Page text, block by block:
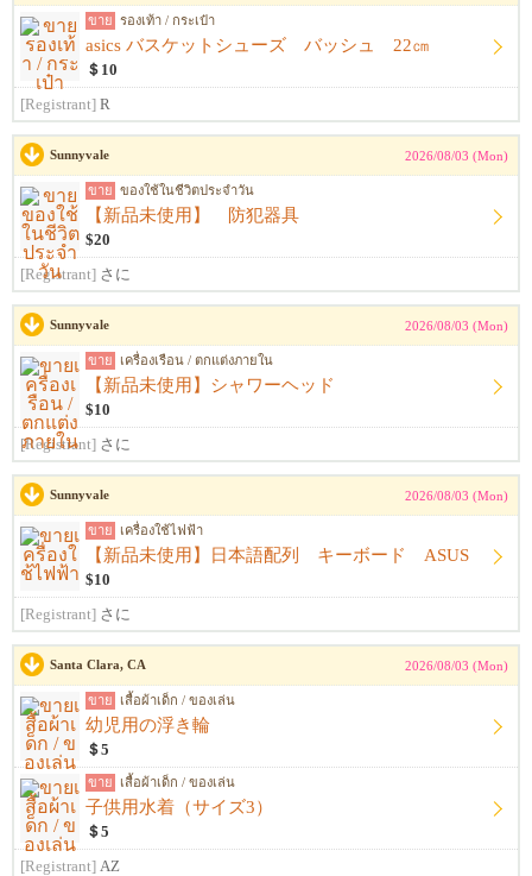
ขาย รองเท้า / กระเป๋า
asics バスケットシューズ バッシュ 22㎝
＄10
[Registrant] R
Sunnyvale 2026/08/03 (Mon)
ขาย ของใช้ในชีวิตประจำวัน
【新品未使用】 防犯器具
$20
[Registrant] さに
Sunnyvale 2026/08/03 (Mon)
ขาย เครื่องเรือน / ตกแต่งภายใน
【新品未使用】シャワーヘッド
$10
[Registrant] さに
Sunnyvale 2026/08/03 (Mon)
ขาย เครื่องใช้ไฟฟ้า
【新品未使用】日本語配列 キーボード ASUS
$10
[Registrant] さに
Santa Clara, CA 2026/08/03 (Mon)
ขาย เสื้อผ้าเด็ก / ของเล่น
幼児用の浮き輪
＄5
ขาย เสื้อผ้าเด็ก / ของเล่น
子供用水着（サイズ3）
＄5
[Registrant] AZ